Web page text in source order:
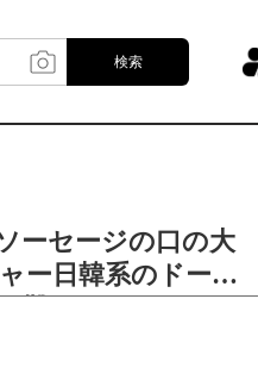
検索
ーセージの口の大
ー日韓系のドーパ